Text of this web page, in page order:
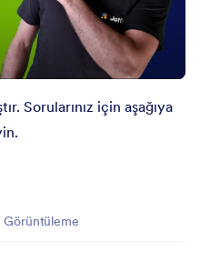
Sorularınız için aşağıya
Görüntüleme